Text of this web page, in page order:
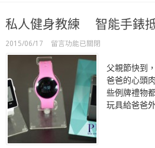
的
志
道
合〉
中
私人健身教練 智能手錶
2015/06/17
在
〈私
人
健
身
教
練
智
能
錶
留言功能已關閉
父親節快到
爸爸的心頭
些例牌禮物
玩具給爸爸